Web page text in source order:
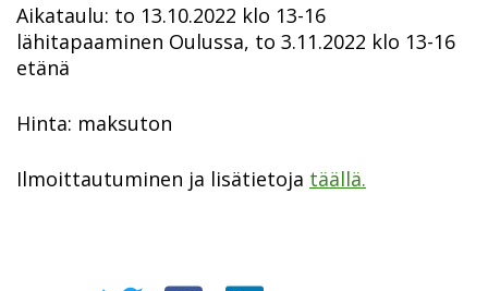
Aikataulu: to 13.10.2022 klo 13-16
lähitapaaminen Oulussa, to 3.11.2022 klo 13-16
etänä
Hinta: maksuton
Ilmoittautuminen ja lisätietoja täällä.